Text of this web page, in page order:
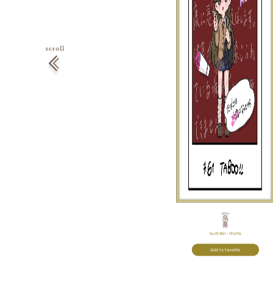
Illustrator: Mocha
Add to favorite